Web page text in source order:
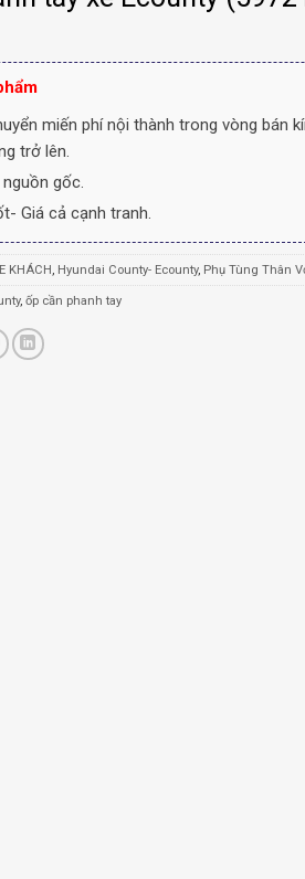
miến phí nội thành trong vòng bán
trở lên.
gốc.
Giá cả cạnh tranh.
KHÁCH, Hyundai County- Ecounty, Phụ Tùng Thân
, ốp cần phanh tay